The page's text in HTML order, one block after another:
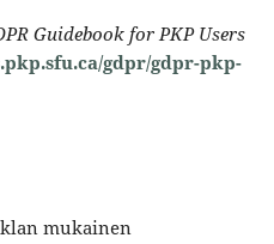
Guidebook for PKP Users
gdpr/gdpr-pkp-
mukainen